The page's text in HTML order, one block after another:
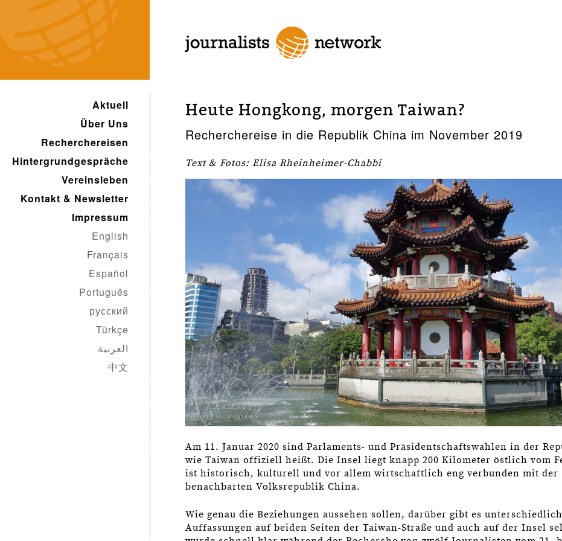
Aktuell
Über Uns
Recherchereisen
Hintergrundgespräche
Vereinsleben
Kontakt & Newsletter
Impressum
English
Français
Español
Português
русский
Türkçe
العربية
中文
Heute Hongkong, morgen Taiwan?
Recherchereise in die Republik China im November 2019
Text & Fotos: Elisa Rheinheimer-Chabbi
Am 11. Januar 2020 sind Parlaments- und Präsidentschaftswahlen in der
wie Taiwan offiziell heißt. Die Insel liegt knapp 200 Kilometer östlich vom
ist historisch, kulturell und vor allem wirtschaftlich eng verbunden mit der
benachbarten Volksrepublik China.
Wie genau die Beziehungen aussehen sollen, darüber gibt es
Auffassungen auf beiden Seiten der Taiwan-Straße und auch auf der Insel